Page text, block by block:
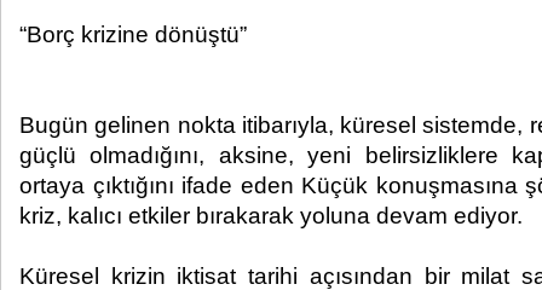
“Borç krizine dönüştü”
Bugün gelinen nokta itibarıyla, küresel sistemde,
güçlü olmadığını, aksine, yeni belirsizliklere
ortaya çıktığını ifade eden Küçük konuşmasına
kriz, kalıcı etkiler bırakarak yoluna devam ediyor.
Küresel krizin iktisat tarihi açısından bir milat